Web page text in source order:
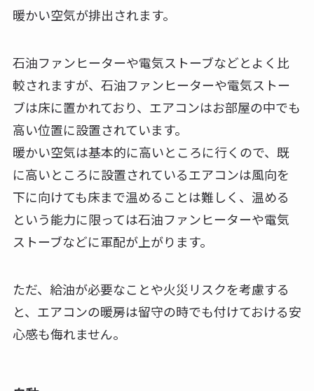
暖かい空気が排出されます。
石油ファンヒーターや電気ストーブなどとよく比
較されますが、石油ファンヒーターや電気ストー
ブは床に置かれており、エアコンはお部屋の中でも
高い位置に設置されています。
暖かい空気は基本的に高いところに行くので、既
に高いところに設置されているエアコンは風向を
下に向けても床まで温めることは難しく、温める
という能力に限っては石油ファンヒーターや電気
ストーブなどに軍配が上がります。
ただ、給油が必要なことや火災リスクを考慮する
と、エアコンの暖房は留守の時でも付けておける安
心感も侮れません。